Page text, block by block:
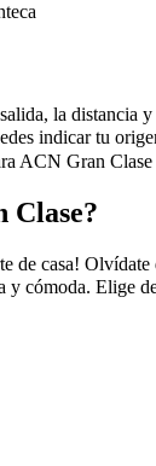
la distancia
indicar tu
ACN Gran
Clase?
de casa!
cómoda. Elige